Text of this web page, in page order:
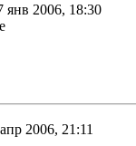
янв 2006, 18:30
2006, 21:11